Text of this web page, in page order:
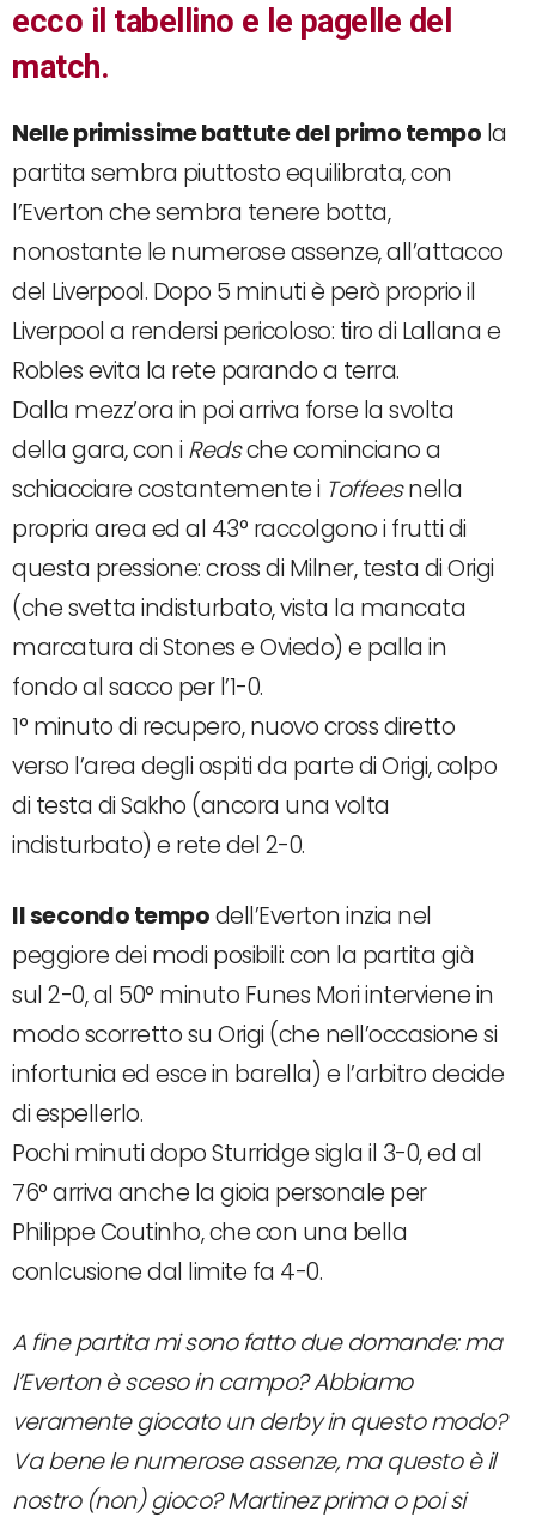
ecco il tabellino e le pagelle del
match.
Nelle primissime battute del primo tempo la
partita sembra piuttosto equilibrata, con
l’Everton che sembra tenere botta,
nonostante le numerose assenze, all’attacco
del Liverpool. Dopo 5 minuti è però proprio il
Liverpool a rendersi pericoloso: tiro di Lallana e
Robles evita la rete parando a terra.
Dalla mezz’ora in poi arriva forse la svolta
della gara, con i Redsche cominciano a
schiacciare costantemente i Toffeesnella
propria area ed al 43° raccolgono i frutti di
questa pressione: cross di Milner, testa di Origi
(che svetta indisturbato, vista la mancata
marcatura di Stones e Oviedo) e palla in
fondo al sacco per l’1-0.
1° minuto di recupero, nuovo cross diretto
verso l’area degli ospiti da parte di Origi, colpo
di testa di Sakho (ancora una volta
indisturbato) e rete del 2-0.
Il secondo tempodell’Everton inzia nel
peggiore dei modi posibili: con la partita già
sul 2-0, al 50° minuto Funes Mori interviene in
modo scorretto su Origi (che nell’occasione si
infortunia ed esce in barella) e l’arbitro decide
di espellerlo.
Pochi minuti dopo Sturridge sigla il 3-0, ed al
76° arriva anche la gioia personale per
Philippe Coutinho, che con una bella
conlcusione dal limite fa 4-0.
A fine partita mi sono fatto due domande: ma
l’Everton è sceso in campo? Abbiamo
veramente giocato un derby in questo modo?
Va bene le numerose assenze, ma questo è il
nostro (non) gioco? Martinez prima o poi si